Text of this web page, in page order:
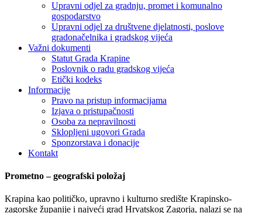
Upravni odjel za gradnju, promet i komunalno
gospodarstvo
Upravni odjel za društvene djelatnosti, poslove
gradonačelnika i gradskog vijeća
Važni dokumenti
Statut Grada Krapine
Poslovnik o radu gradskog vijeća
Etički kodeks
Informacije
Pravo na pristup informacijama
Izjava o pristupačnosti
Osoba za nepravilnosti
Sklopljeni ugovori Grada
Sponzorstava i donacije
Kontakt
Prometno–geografski položaj
Krapina kao političko, upravno i kulturno središte Krapinsko-
zagorske županije i najveći grad Hrvatskog Zagorja, nalazi se na